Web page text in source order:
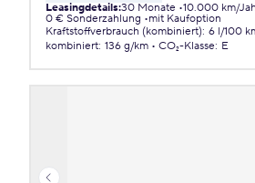
Leasingdetails:30 Monate 10.000 km/
0 € Sonderzahlung
mit Kaufoption
Kraftstoffverbrauch (kombiniert): 6 l/100
kombiniert: 136 g/km CO₂-Klasse: E